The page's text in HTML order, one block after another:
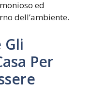
ed
dell’ambiente.
Gli
Per